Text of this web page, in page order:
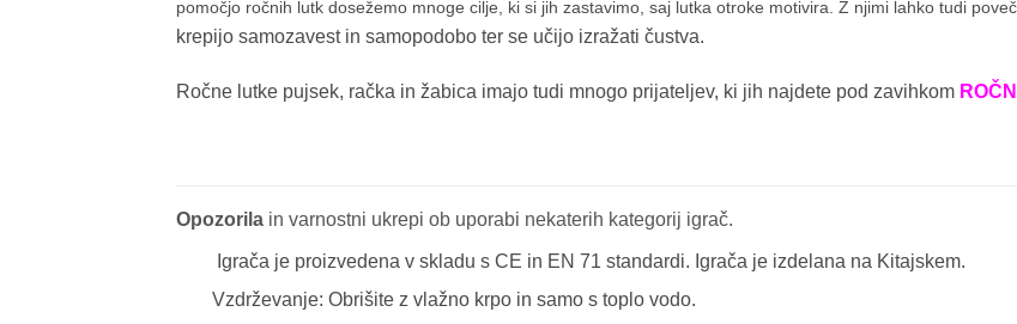
pomočjo ročnih lutk dosežemo mnoge cilje, ki si jih zastavimo, saj lutka otroke motivira. Z njimi lahko tudi
krepijo samozavest in samopodobo ter se učijo izražati čustva.
Ročne lutke pujsek, račka in žabica imajo tudi mnogo prijateljev, ki jih najdete pod zavihkom
Opozorila in varnostni ukrepi ob uporabi nekaterih kategorij igrač.
Igrača je proizvedena v skladu s CE in EN 71 standardi. Igrača je izdelana na Kitajskem.
Vzdrževanje: Obrišite z vlažno krpo in samo s toplo vodo.